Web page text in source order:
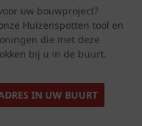
uw bouwproject?
Huizenspotten tool en
die met deze
bij u in de buurt.
IN UW BUURT